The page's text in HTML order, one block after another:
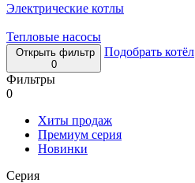
Электрические котлы
Тепловые насосы
Открыть фильтр
0
Подобрать котёл
Фильтры
0
Хиты продаж
Премиум серия
Новинки
Серия